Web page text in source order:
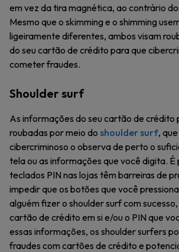
em vez da tira magnética, ao contrário
Mesmo que o skimming e o shimming
ligeiramente diferentes, ambos visam
do seu cartão de crédito para que
cometer fraudes.
Shoulder surf
As informações do seu cartão de crédito
roubadas por meio do shoulder surf,
cibercriminoso o observa de perto o
tela ou as informações que você digita. É
teclados PIN nas lojas têm barreiras de
impedir que os botões que você
alguém fizer o shoulder surf com
cartão de crédito em si e/ou o PIN que
essas informações, os shoulder surfers
fraudes com cartões de crédito e